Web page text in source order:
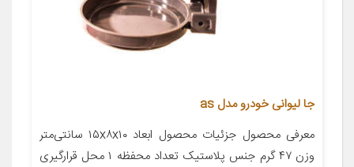
جا لیوانی خودرو مدل as
معرفی محصول جزئیات محصول ابعاد ۱۵x۸x۱۰ سانتی‌متر
وزن ۴۷ گرم جنس پلاستیک تعداد محفظه ۱ محل قرارگیری